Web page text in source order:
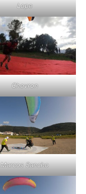
Lope
Chevron
Marcos Sancho